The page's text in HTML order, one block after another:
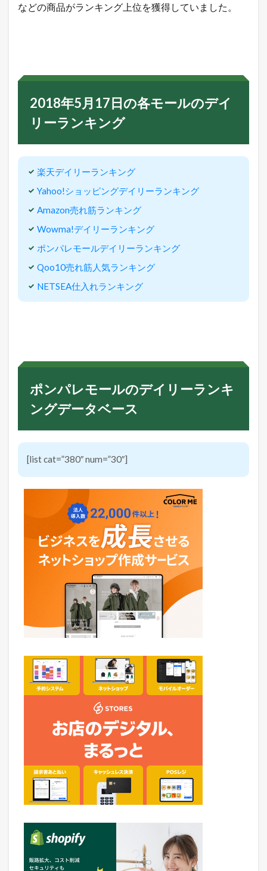
などの商品がランキング上位を獲得していました。
2018年5月17日の各モールのデイ
リーランキング
楽天デイリーランキング
Yahoo!ショッピングデイリーランキング
Amazon売れ筋ランキング
Wowma!デイリーランキング
ポンパレモールデイリーランキング
Qoo10売れ筋人気ランキング
NETSEA仕入れランキング
ポンパレモールのデイリーランキ
ングデータベース
[list cat=”380″ num=”30″]